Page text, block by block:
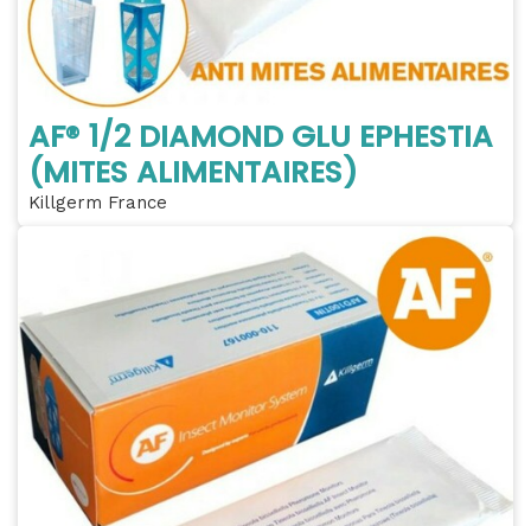
AF® 1/2 DIAMOND GLU EPHESTIA
(MITES ALIMENTAIRES)
Killgerm France